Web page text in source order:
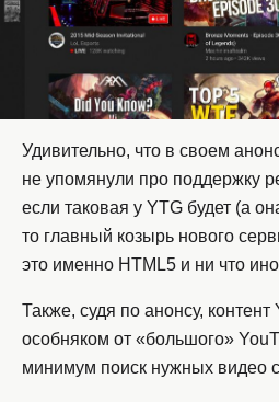
Удивительно, что в своем
не упомянули про поддержку
если таковая у YTG будет (а
то главный козырь нового
это именно HTML5 и ни что
Также, судя по анонсу, контент
особняком от «большого»
минимум поиск нужных видео